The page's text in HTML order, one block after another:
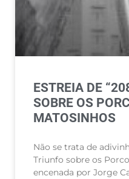
ESTREIA DE
SOBRE OS
MATOSINHOS
Não se trata de
Triunfo sobre os
encenada por Jorge